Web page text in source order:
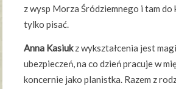
z wysp Morza Śródziemnego i tam do
tylko pisać.
Anna Kasiukz wykształcenia jest
ubezpieczeń, na co dzień pracuje w
koncernie jako planistka. Razem z